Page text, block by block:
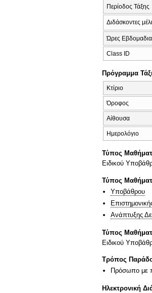
Περίοδος Τάξης
Διδάσκοντες
Ώρες
Class ID
Πρόγραμμα
Κτίριο
Όροφος
Αίθουσα
Ημερολόγιο
Τύπος
Ειδικού
Τύπος
Υποβάθρου
Ανάπτυξης
Τύπος
Ειδικού
Τρόπος
Πρόσωπο με
Ηλεκτρονική